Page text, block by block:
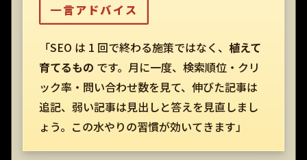
一言アドバイス
「SEO は 1 回で終わる施策ではなく、 植えて
育てるもの です。月に一度、検索順位・クリ
ック率・問い合わせ数を見て、伸びた記事は
追記、弱い記事は見出しと答えを見直しまし
ょう。この水やりの習慣が効いてきます」